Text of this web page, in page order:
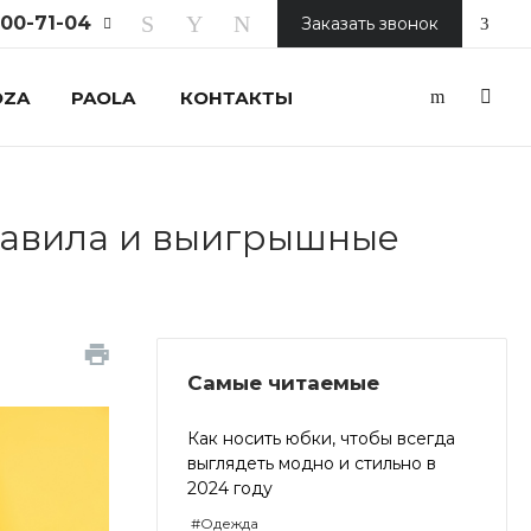
71-04
41-00
-
Заказать звонок
PAOLA КОНТАКТЫ
и выигрышные
Самые читаемые
Как носить юбки, чтобы всегда
выглядеть модно и стильно в
2024 году
#Одежда